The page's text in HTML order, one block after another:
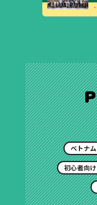
ベトナム
初心者向け